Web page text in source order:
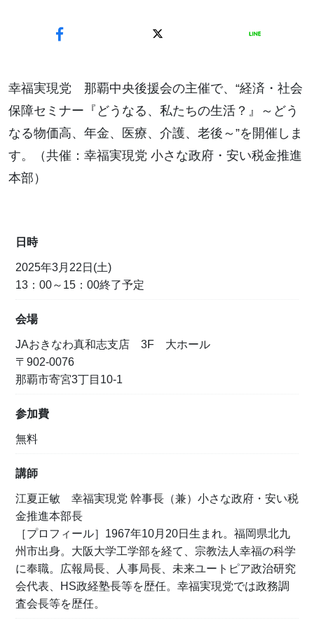
幸福実現党 那覇中央後援会の主催で、“経済・社会
保障セミナー『どうなる、私たちの生活？』～どう
なる物価高、年金、医療、介護、老後～”を開催しま
す。（共催：幸福実現党 小さな政府・安い税金推進
本部）
日時
2025年3月22日(土)
13：00～15：00終了予定
会場
JAおきなわ真和志支店 3F 大ホール
〒902-0076
那覇市寄宮3丁目10-1
参加費
無料
講師
江夏正敏 幸福実現党 幹事長（兼）小さな政府・安い税
金推進本部長
［プロフィール］1967年10月20日生まれ。福岡県北九
州市出身。大阪大学工学部を経て、宗教法人幸福の科学
に奉職。広報局長、人事局長、未来ユートピア政治研究
会代表、HS政経塾長等を歴任。幸福実現党では政務調
査会長等を歴任。